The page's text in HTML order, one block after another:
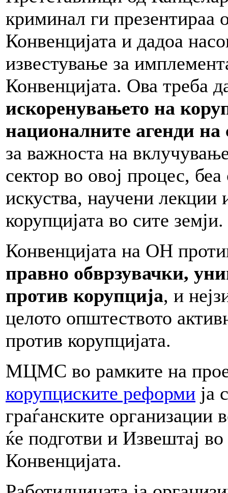
криминал ги презентираа
Конвенцијата и дадоа
известување за
Конвенцијата. Ова треба
искоренувањето на
националните агенди на
за важноста на
сектор во овој процес,
искуства, научени
корупцијата во сите земји.
Конвенцијата на ОН
правно обврзувачки,
против корупција, и
целото општеството
против корупцијата.
МЦМС во рамките на
корупциските реформи ја
граѓанските организации
ќе подготви и Извештај
Конвенцијата.